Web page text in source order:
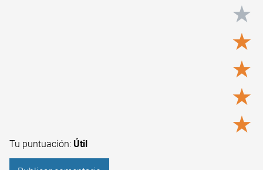
★
★
★
★
★
Tu puntuación: Útil